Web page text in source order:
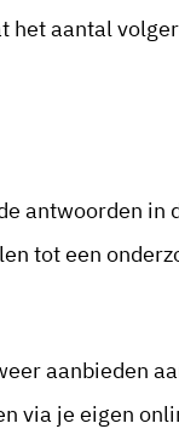
het aantal
antwoorden in
tot een
aanbieden
via je eigen